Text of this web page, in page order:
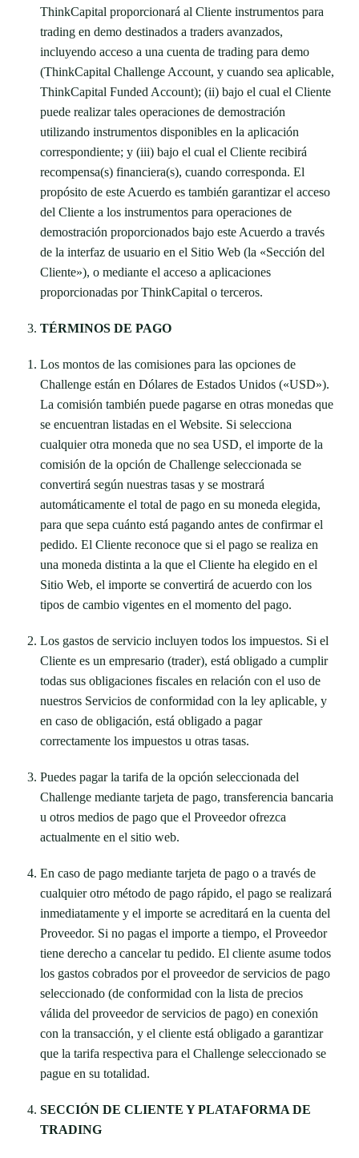
ThinkCapital proporcionará al Cliente instrumentos para
trading en demo destinados a traders avanzados,
incluyendo acceso a una cuenta de trading para demo
(ThinkCapital Challenge Account, y cuando sea aplicable,
ThinkCapital Funded Account); (ii) bajo el cual el Cliente
puede realizar tales operaciones de demostración
utilizando instrumentos disponibles en la aplicación
correspondiente; y (iii) bajo el cual el Cliente recibirá
recompensa(s) financiera(s), cuando corresponda. El
propósito de este Acuerdo es también garantizar el acceso
del Cliente a los instrumentos para operaciones de
demostración proporcionados bajo este Acuerdo a través
de la interfaz de usuario en el Sitio Web (la «Sección del
Cliente»), o mediante el acceso a aplicaciones
proporcionadas por ThinkCapital o terceros.
TÉRMINOS DE PAGO
Los montos de las comisiones para las opciones de
Challenge están en Dólares de Estados Unidos («USD»).
La comisión también puede pagarse en otras monedas que
se encuentran listadas en el Website. Si selecciona
cualquier otra moneda que no sea USD, el importe de la
comisión de la opción de Challenge seleccionada se
convertirá según nuestras tasas y se mostrará
automáticamente el total de pago en su moneda elegida,
para que sepa cuánto está pagando antes de confirmar el
pedido. El Cliente reconoce que si el pago se realiza en
una moneda distinta a la que el Cliente ha elegido en el
Sitio Web, el importe se convertirá de acuerdo con los
tipos de cambio vigentes en el momento del pago.
Los gastos de servicio incluyen todos los impuestos. Si el
Cliente es un empresario (trader), está obligado a cumplir
todas sus obligaciones fiscales en relación con el uso de
nuestros Servicios de conformidad con la ley aplicable, y
en caso de obligación, está obligado a pagar
correctamente los impuestos u otras tasas.
Puedes pagar la tarifa de la opción seleccionada del
Challenge mediante tarjeta de pago, transferencia bancaria
u otros medios de pago que el Proveedor ofrezca
actualmente en el sitio web.
En caso de pago mediante tarjeta de pago o a través de
cualquier otro método de pago rápido, el pago se realizará
inmediatamente y el importe se acreditará en la cuenta del
Proveedor. Si no pagas el importe a tiempo, el Proveedor
tiene derecho a cancelar tu pedido. El cliente asume todos
los gastos cobrados por el proveedor de servicios de pago
seleccionado (de conformidad con la lista de precios
válida del proveedor de servicios de pago) en conexión
con la transacción, y el cliente está obligado a garantizar
que la tarifa respectiva para el Challenge seleccionado se
pague en su totalidad.
SECCIÓN DE CLIENTE Y PLATAFORMA DE
TRADING